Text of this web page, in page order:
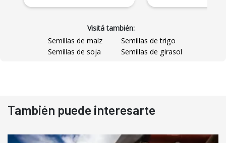
Visitá también:
Semillas de maíz
Semillas de trigo
Semillas de soja
Semillas de girasol
También puede interesarte